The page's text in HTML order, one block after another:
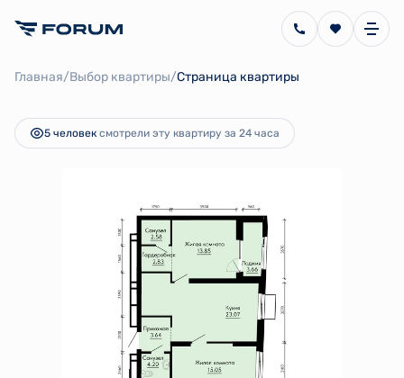
Главная/Выбор квартиры/Страница квартиры
Ипотекаот 28 139 руб.
5 человек смотрели эту квартиру за 24 часа